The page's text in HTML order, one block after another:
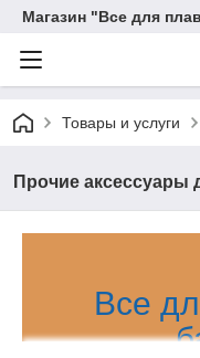
Магазин "Все для
Товары и услуги
Прочие аксессуары
Все